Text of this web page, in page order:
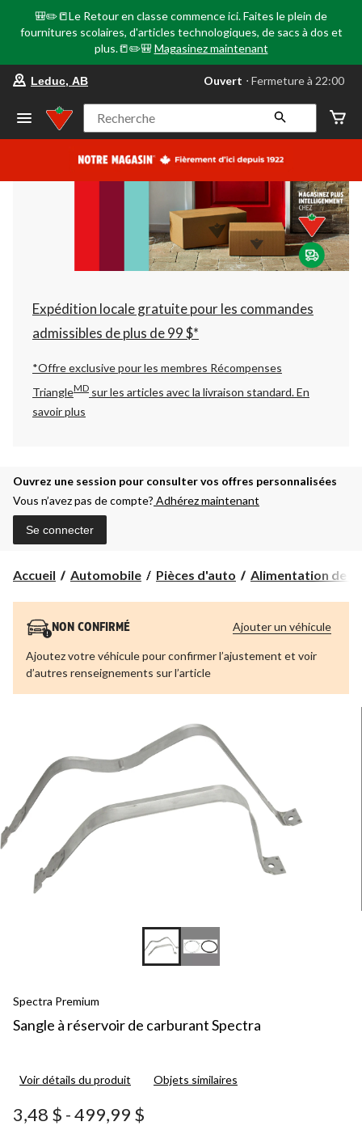
🎒✏️📒Le Retour en classe commence ici. Faites le plein de
fournitures scolaires, d'articles technologiques, de sacs à dos et
plus.📒✏️🎒 Magasinez maintenant
votre
préféré
Leduc,
AB,
courament
Fermeture
à
22:00
cliquer
pour
changer
Leduc, AB Ouvert ⋅ Fermeture à 22:00
Recherche
Expédition locale gratuite pour les commandes
admissibles de plus de 99 $*
*Offre exclusive pour les membres Récompenses
TriangleMD sur les articles avec la livraison standard.En
savoir plus
Ouvrez une session pour consulter vos offres personnalisées
Vous n’avez pas de compte? Adhérez maintenant
Se connecter
Accueil Automobile Pièces d'auto Alimentation de
NON CONFIRMÉ
Ajoutez votre véhicule pour confirmer l’ajustement et voir
d’autres renseignements sur l’article
Ajouter un véhicule
Spectra Premium
Sangle à réservoir de carburant Spectra
Voir détails du produit Objets similaires
3,48 $ -499,99 $